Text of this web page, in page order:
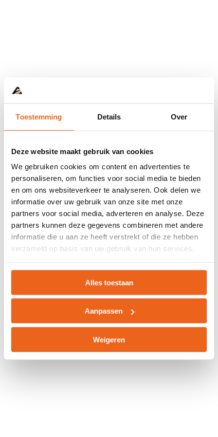
Toestemming Details Over
Deze website maakt gebruik van cookies
We gebruiken cookies om content en advertenties te
personaliseren, om functies voor social media te bieden
en om ons websiteverkeer te analyseren. Ook delen we
informatie over uw gebruik van onze site met onze
partners voor social media, adverteren en analyse. Deze
partners kunnen deze gegevens combineren met andere
informatie die u aan ze heeft verstrekt of die ze hebben
verzameld op basis van uw gebruik van hun services.
Alles toestaan
Aanpassen
Weigeren
Application error: a client-side exception has occurred while
loadingwww.abd.nl(see the browser consolefor more
information).